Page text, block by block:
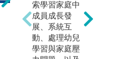
戶外實地參訪
教學/志願服
務：透過實地
機構參訪，瞭
索學習家庭中
成員成長發
展、系統互
動、處理幼兒
學習與家庭壓